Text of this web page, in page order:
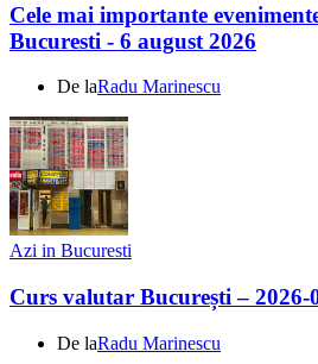
Cele mai importante
Bucuresti - 6 august 2026
De laRadu Marinescu
Azi in Bucuresti
Curs valutar București – 2026-
De laRadu Marinescu